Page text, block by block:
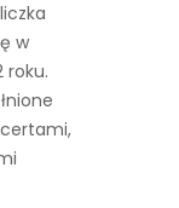
w
roku.